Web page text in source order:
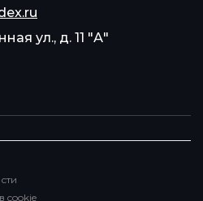
ул., д. 11 "А"
cookie